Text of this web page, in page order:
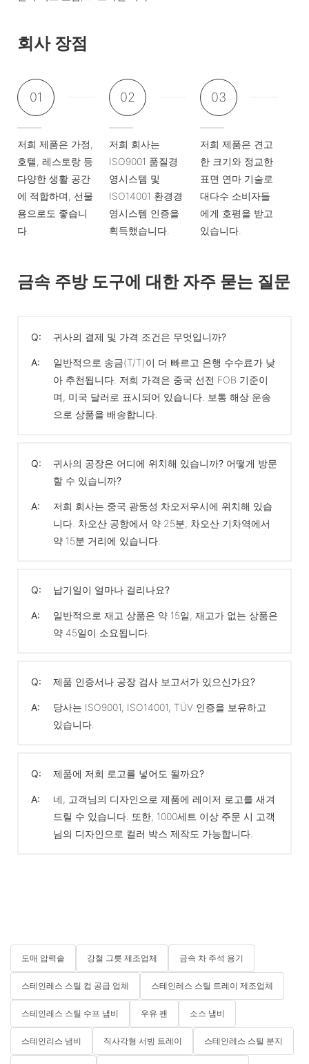
회사 장점
01
저희 제품은 가정,
호텔, 레스토랑 등
다양한 생활 공간
에 적합하며, 선물
용으로도 좋습니
다.
02
저희 회사는
ISO9001 품질경
영시스템 및
ISO14001 환경경
영시스템 인증을
획득했습니다.
03
저희 제품은 견고
한 크기와 정교한
표면 연마 기술로
대다수 소비자들
에게 호평을 받고
있습니다.
금속 주방 도구에 대한 자주 묻는 질문
Q: 귀사의 결제 및 가격 조건은 무엇입니까?
A:
일반적으로 송금(T/T)이 더 빠르고 은행 수수료가 낮
아 추천됩니다. 저희 가격은 중국 선전 FOB 기준이
며, 미국 달러로 표시되어 있습니다. 보통 해상 운송
으로 상품을 배송합니다.
Q:
귀사의 공장은 어디에 위치해 있습니까? 어떻게 방문
할 수 있습니까?
A:
저희 회사는 중국 광둥성 차오저우시에 위치해 있습
니다. 차오산 공항에서 약 25분, 차오산 기차역에서
약 15분 거리에 있습니다.
Q: 납기일이 얼마나 걸리나요?
A:
일반적으로 재고 상품은 약 15일, 재고가 없는 상품은
약 45일이 소요됩니다.
Q: 제품 인증서나 공장 검사 보고서가 있으신가요?
A:
당사는 ISO9001, ISO14001, TÜV 인증을 보유하고
있습니다.
Q: 제품에 저희 로고를 넣어도 될까요?
A:
네, 고객님의 디자인으로 제품에 레이저 로고를 새겨
드릴 수 있습니다. 또한, 1000세트 이상 주문 시 고객
님의 디자인으로 컬러 박스 제작도 가능합니다.
도매 압력솥 강철 그릇 제조업체 금속 차 주석 용기
스테인레스 스틸 컵 공급 업체 스테인레스 스틸 트레이 제조업체
스테인레스 스틸 수프 냄비 우유 팬 소스 냄비
스테인리스 냄비 직사각형 서빙 트레이 스테인레스 스틸 분지